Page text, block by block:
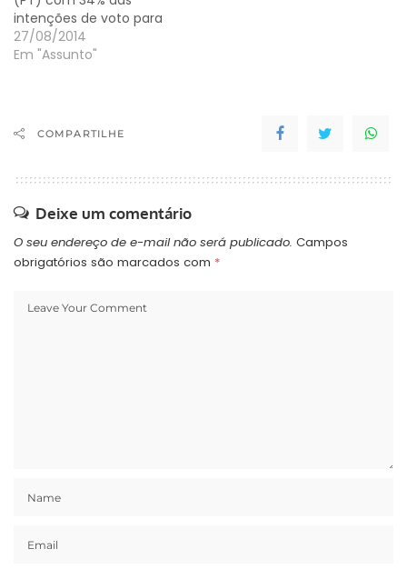
intenções de voto para
presidente da República
e Marina Silva (PSB), com
Everaldo (PSC) e Luciana
27/08/2014
Em "Assunto"
COMPARTILHE
Deixe um comentário
O seu endereço de e-mail não será publicado. Campos
obrigatórios são marcados com *